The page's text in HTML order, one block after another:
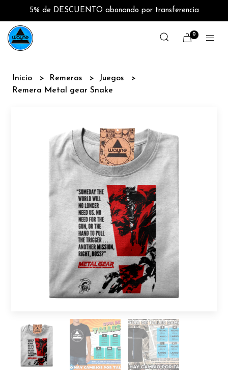
5% de DESCUENTO abonando por transferencia
0
Inicio Remeras
Juegos
Remera Metal gear Snake